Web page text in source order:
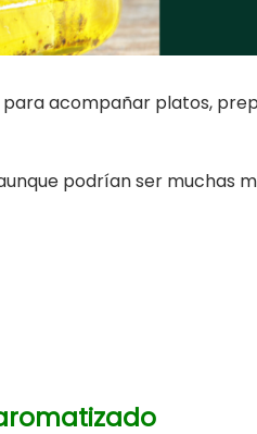
para acompañar platos,
podrían ser muchas